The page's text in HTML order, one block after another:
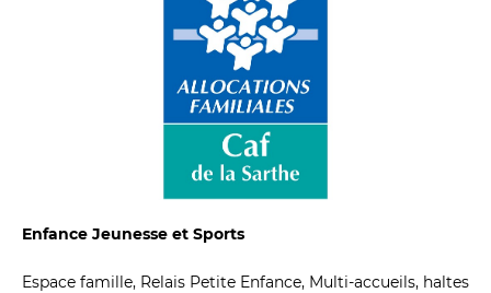
Enfance Jeunesse et Sports
Espace famille, Relais Petite Enfance, Multi-accueils, haltes